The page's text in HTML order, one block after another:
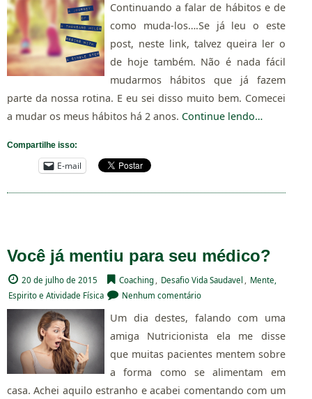
Continuando a falar de hábitos e de
como muda-los….Se já leu o este
post, neste link, talvez queira ler o
de hoje também. Não é nada fácil
mudarmos hábitos que já fazem
parte da nossa rotina. E eu sei disso muito bem. Comecei
a mudar os meus hábitos há 2 anos. Continue lendo…
Compartilhe isso:
E-mail
Você já mentiu para seu médico?
20 de julho de 2015 Coaching , Desafio Vida Saudavel , Mente,
Espirito e Atividade Física
Nenhum comentário
Um dia destes, falando com uma
amiga Nutricionista ela me disse
que muitas pacientes mentem sobre
a forma como se alimentam em
casa. Achei aquilo estranho e acabei comentando com um